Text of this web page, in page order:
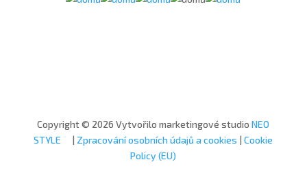
Copyright © 2026 Vytvořilo marketingové studioNEO
STYLE
| Zpracování osobních údajů a cookies |Cookie
Policy (EU)